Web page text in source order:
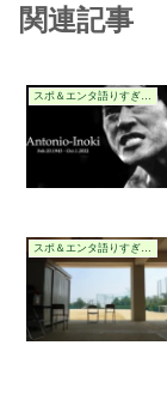
関連記事
スポ＆エンタ語りすぎる件
スポ＆エンタ語りすぎる件